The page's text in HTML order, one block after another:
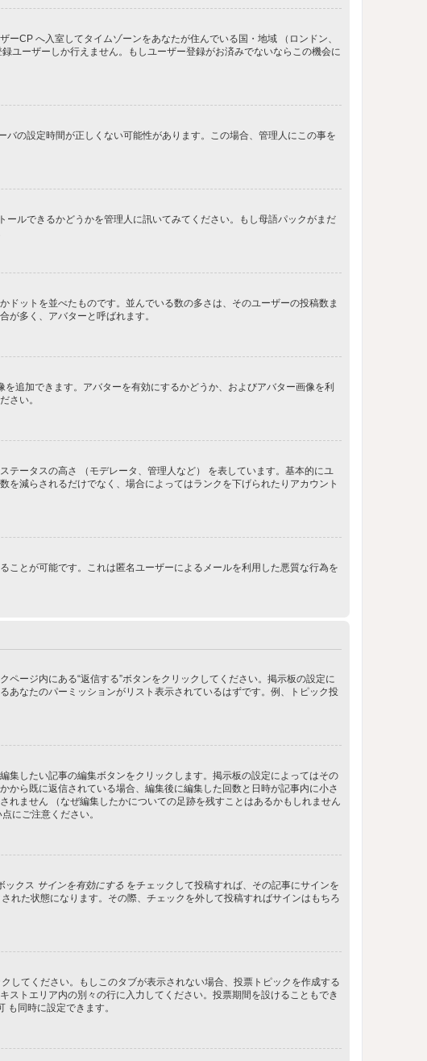
CP へ入室してタイムゾーンをあなたが住んでいる国・地域 （ロンドン、
ユーザーしか行えません。もしユーザー登録がお済みでないならこの機会に
の設定時間が正しくない可能性があります。この場合、管理人にこの事を
ルできるかどうかを管理人に訊いてみてください。もし母語パックがまだ
ットを並べたものです。並んでいる数の多さは、そのユーザーの投稿数ま
が多く、アバターと呼ばれます。
追加できます。アバターを有効にするかどうか、およびアバター画像を利
さい。
ータスの高さ （モデレータ、管理人など） を表しています。基本的にユ
減らされるだけでなく、場合によってはランクを下げられたりアカウント
とが可能です。これは匿名ユーザーによるメールを利用した悪質な行為を
ージ内にある“返信する”ボタンをクリックしてください。掲示板の設定に
あなたのパーミッションがリスト表示されているはずです。例、トピック投
集したい記事の編集ボタンをクリックします。掲示板の設定によってはその
ら既に返信されている場合、編集後に編集した回数と日時が記事内に小さ
れません （なぜ編集したかについての足跡を残すことはあるかもしれません
にご注意ください。
ックス サインを有効にする をチェックして投稿すれば、その記事にサインを
れた状態になります。その際、チェックを外して投稿すればサインはもちろ
してください。もしこのタブが表示されない場合、投票トピックを作成する
トエリア内の別々の行に入力してください。投票期間を設けることもでき
同時に設定できます。